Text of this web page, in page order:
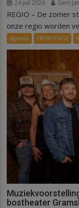
24 juli 2026 Gert-
REGIO – De zomer
onze regio worden
Agenda FRONTPAGE
bostheater